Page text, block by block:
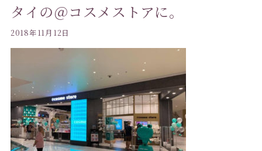
タイの＠コスメストアに。
2018年11月12日